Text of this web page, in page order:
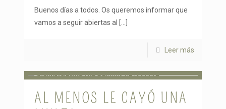
Buenos días a todos. Os queremos informar que
vamos a seguir abiertas al
[…]
Leer más
AL MENOS LE CAYÓ UNA